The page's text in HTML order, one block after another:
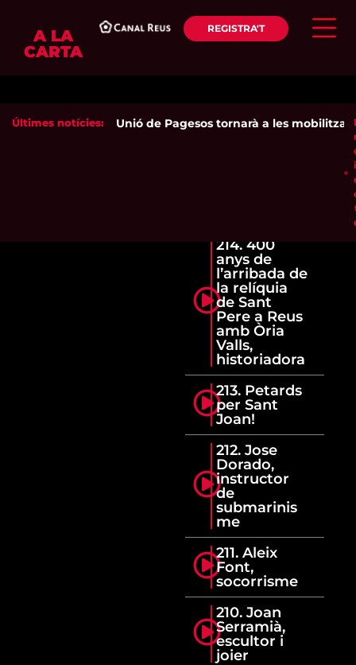
A LA
CARTA
REGISTRA'T
Últimes notícies: Unió de Pagesos tornarà a les
214. 400
anys de
l’arribada de
la relíquia
de Sant
Pere a Reus
amb Òria
Valls,
historiadora
213. Petards
per Sant
Joan!
212. Jose
Dorado,
instructor
de
submarinis
me
211. Aleix
Font,
socorrisme
210. Joan
Serramià,
escultor i
joier